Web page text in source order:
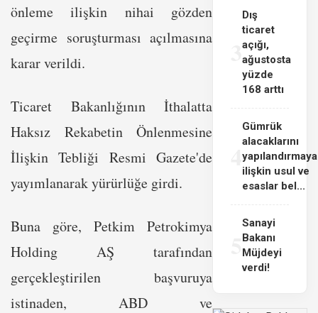
önleme ilişkin nihai gözden
geçirme soruşturması açılmasına
karar verildi.
Ticaret Bakanlığının İthalatta
Haksız Rekabetin Önlenmesine
İlişkin Tebliği Resmi Gazete'de
yayımlanarak yürürlüğe girdi.
Buna göre, Petkim Petrokimya
Holding AŞ tarafından
gerçekleştirilen başvuruya
istinaden, ABD ve
3
Dış
ticaret
açığı,
ağustosta
yüzde
168 arttı
4
Gümrük
alacaklarını
yapılandırmaya
ilişkin usul ve
esaslar bel...
Sanayi
Bakanı
Müjdeyi
verdi!